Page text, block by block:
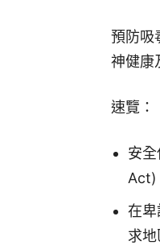
預防吸
神健康
速覽：
安
Act)
在
求